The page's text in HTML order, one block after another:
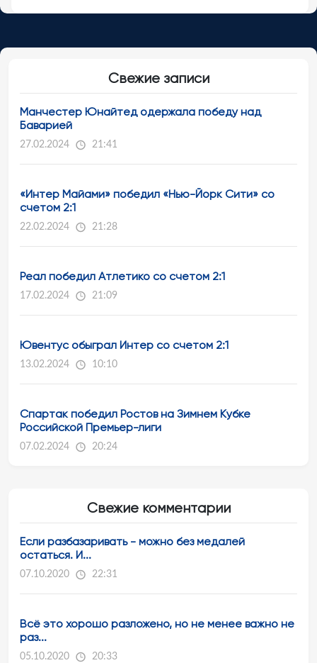
Свежие записи
Манчестер Юнайтед одержала победу над
Баварией
27.02.2024 21:41
«Интер Майами» победил «Нью-Йорк Сити» со
счетом 2:1
22.02.2024 21:28
Реал победил Атлетико со счетом 2:1
17.02.2024 21:09
Ювентус обыграл Интер со счетом 2:1
13.02.2024 10:10
Спартак победил Ростов на Зимнем Кубке
Российской Премьер-лиги
07.02.2024 20:24
Свежие комментарии
Если разбазаривать - можно без медалей
остаться. И...
07.10.2020 22:31
Всё это хорошо разложено, но не менее важно не
раз...
05.10.2020 20:33